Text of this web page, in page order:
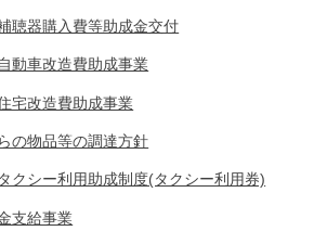
聴器購入費等助成金交付
動車改造費助成事業
宅改造費助成事業
の物品等の調達方針
クシー利用助成制度(タクシー利用券)
支給事業